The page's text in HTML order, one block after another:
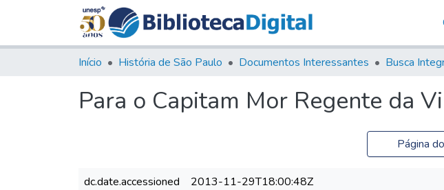
Início História de São Paulo Documentos Interessantes Busca
Para o Capitam Mor Regente da
Página
dc.date.accessioned
2013-11-29T18:00:48Z